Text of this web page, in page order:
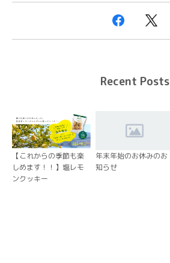
Recent Posts
【これからの季節も楽
しめます！！】塩レモ
ンクッキー
年末年始のお休みのお
知らせ